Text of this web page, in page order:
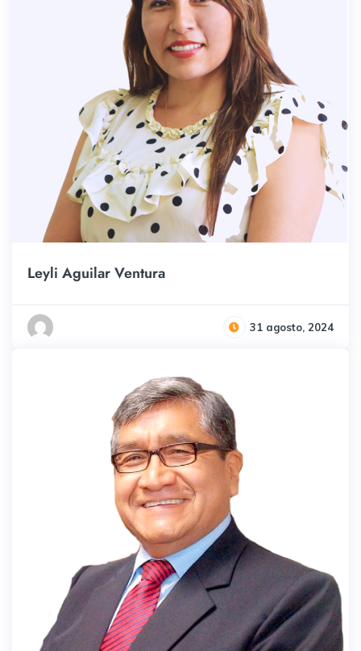
Leyli Aguilar Ventura
31 agosto, 2024